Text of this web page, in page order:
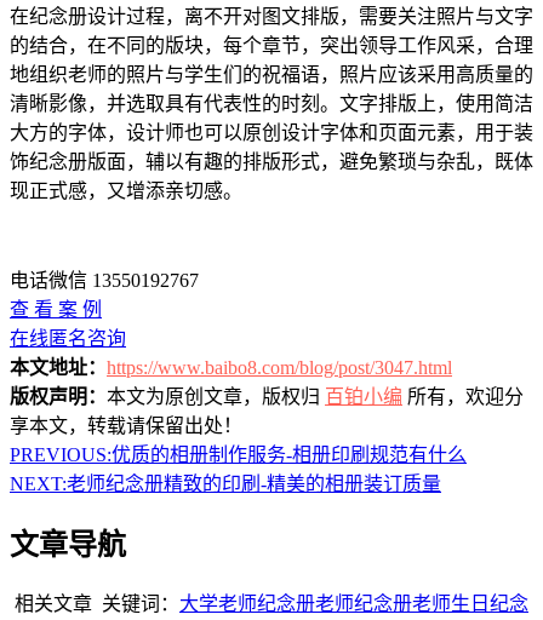
在纪念册设计过程，离不开对图文排版，需要关注照片与文字
的结合，在不同的版块，每个章节，突出领导工作风采，合理
地组织老师的照片与学生们的祝福语，照片应该采用高质量的
清晰影像，并选取具有代表性的时刻。文字排版上，使用简洁
大方的字体，设计师也可以原创设计字体和页面元素，用于装
饰纪念册版面，辅以有趣的排版形式，避免繁琐与杂乱，既体
现正式感，又增添亲切感。
电话微信 13550192767
查 看 案 例
在线匿名咨询
本文地址： https://www.baibo8.com/blog/post/3047.html
版权声明： 本文为原创文章，版权归 百铂小编 所有，欢迎分
享本文，转载请保留出处！
PREVIOUS:优质的相册制作服务-相册印刷规范有什么
NEXT:老师纪念册精致的印刷-精美的相册装订质量
文章导航
相关文章 关键词： 大学老师纪念册老师纪念册老师生日纪念